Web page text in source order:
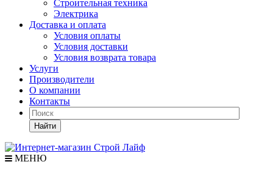
Строительная техника
Электрика
Доставка и оплата
Условия оплаты
Условия доставки
Условия возврата товара
Услуги
Производители
О компании
Контакты
Найти
МЕНЮ